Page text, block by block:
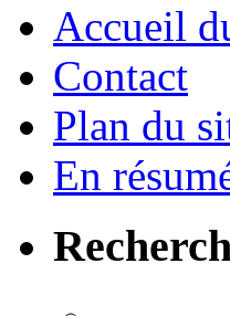
Accueil
Contact
Plan du
En